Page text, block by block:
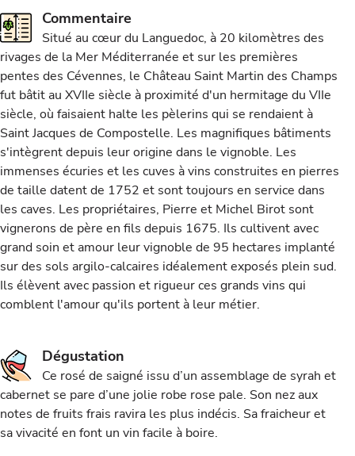
Commentaire
Situé au cœur du Languedoc, à 20 kilomètres des
rivages de la Mer Méditerranée et sur les premières
pentes des Cévennes, le Château Saint Martin des Champs
fut bâtit au XVIIe siècle à proximité d'un hermitage du VIIe
siècle, où faisaient halte les pèlerins qui se rendaient à
Saint Jacques de Compostelle. Les magnifiques bâtiments
s'intègrent depuis leur origine dans le vignoble. Les
immenses écuries et les cuves à vins construites en pierres
de taille datent de 1752 et sont toujours en service dans
les caves. Les propriétaires, Pierre et Michel Birot sont
vignerons de père en fils depuis 1675. Ils cultivent avec
grand soin et amour leur vignoble de 95 hectares implanté
sur des sols argilo-calcaires idéalement exposés plein sud.
Ils élèvent avec passion et rigueur ces grands vins qui
comblent l'amour qu'ils portent à leur métier.
Dégustation
Ce rosé de saigné issu d’un assemblage de syrah et
cabernet se pare d’une jolie robe rose pale. Son nez aux
notes de fruits frais ravira les plus indécis. Sa fraicheur et
sa vivacité en font un vin facile à boire.